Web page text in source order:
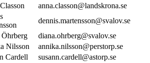
anna.classon@landskrona.se
dennis.martensson@svalov.se
diana.ohrberg@svalov.se
Nilsson
annika.nilsson@perstorp.se
Cardell
susann.cardell@astorp.se